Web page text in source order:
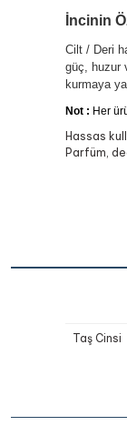
İncinin
Cilt / Deri
güç, huzur
kurmaya
Not : Her
Hassas
Parfüm,
Taş Cinsi